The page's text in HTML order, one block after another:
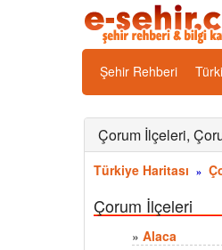
Şehir Rehberi
Çorum İlçeleri,
Türkiye Haritası »
Çorum İlçeleri
» Alaca